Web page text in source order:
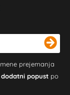
prejemanja
dodatni popust po